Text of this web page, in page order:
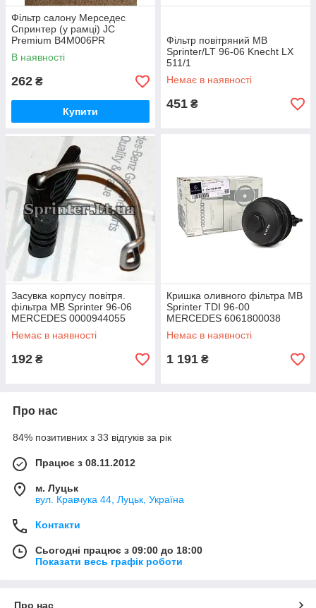
Фільтр салону Мерседес
Спринтер (у рамці) JC
Premium B4M006PR
В наявності
262 ₴
Купити
Фільтр повітряний MB
Sprinter/LT 96-06 Knecht LX
511/1
Немає в наявності
451 ₴
Засувка корпусу повітря.
фільтра MB Sprinter 96-06
MERCEDES 0000944055
Немає в наявності
192 ₴
Кришка оливного фільтра MB
Sprinter TDI 96-00
MERCEDES 6061800038
Немає в наявності
1 191 ₴
Про нас
84% позитивних з 33 відгуків за рік
Працює з 08.11.2012
м. Луцьк
вул. Кравчука 44, Луцьк, Україна
Контакти
Сьогодні працює з 09:00 до 18:00
Показати весь графік роботи
Про нас